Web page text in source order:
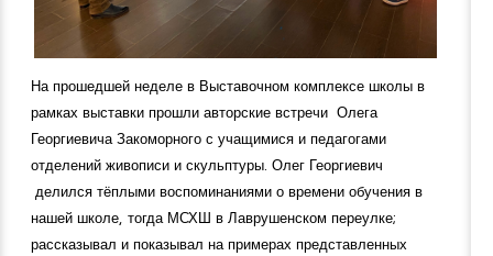
На прошедшей неделе в Выставочном комплексе школы в
рамках выставки прошли авторские встречи Олега
Георгиевича Закоморного с учащимися и педагогами
отделений живописи и скульптуры. Олег Георгиевич
делился тёплыми воспоминаниями о времени обучения в
нашей школе, тогда МСХШ в Лаврушенском переулке;
рассказывал и показывал на примерах представленных